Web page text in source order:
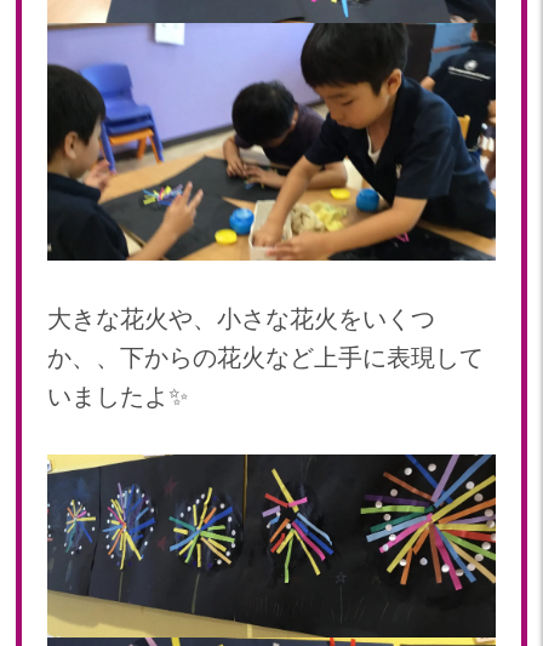
大きな花火や、小さな花火をいくつ
か、、下からの花火など上手に表現して
いましたよ✨